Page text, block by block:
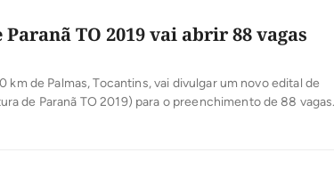
TO 2019 vai abrir 88 vagas
km de Palmas, Tocantins, vai divulgar um novo edital de
de Paranã TO 2019) para o preenchimento de 88 vagas